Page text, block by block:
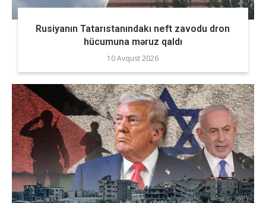
Rusiyanın Tatarıstanındakı neft zavodu dron
hücumuna məruz qaldı
10 Avqust 2026